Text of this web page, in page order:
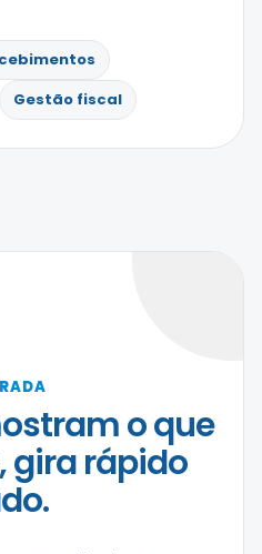
Gestão fiscal
o que
gira rápido